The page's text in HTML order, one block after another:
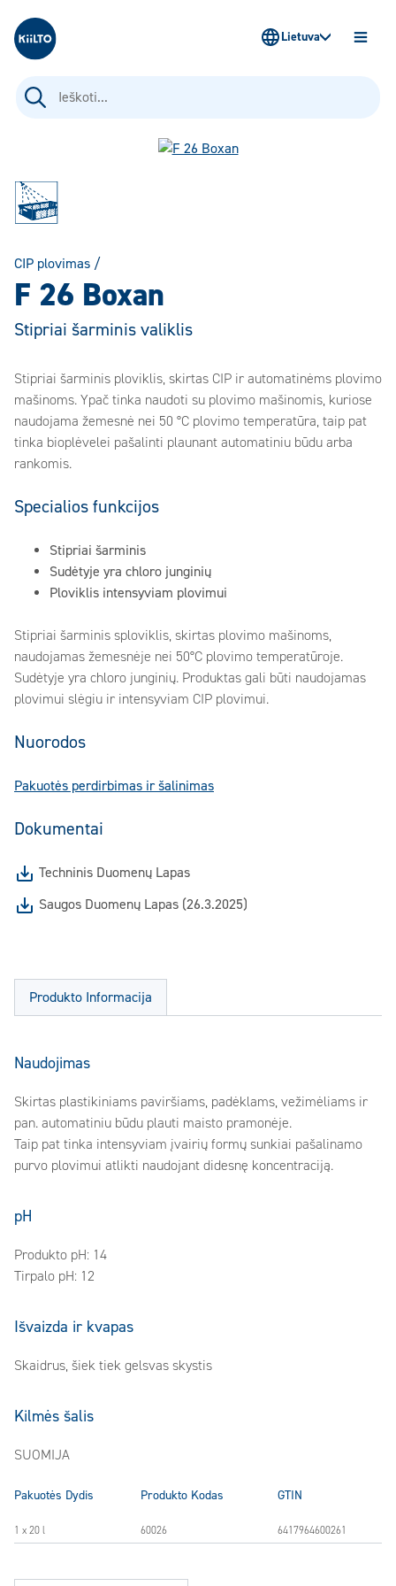
Kiilto Lietuva
Ieškoti:
Lietuva
CIP plovimas /
F 26 Boxan
Stipriai šarminis valiklis
Stipriai šarminis ploviklis, skirtas CIP ir automatinėms plovimo
mašinoms. Ypač tinka naudoti su plovimo mašinomis, kuriose
naudojama žemesnė nei 50 °C plovimo temperatūra, taip pat
tinka bioplėvelei pašalinti plaunant automatiniu būdu arba
rankomis.
Specialios funkcijos
Stipriai šarminis
Sudėtyje yra chloro junginių
Ploviklis intensyviam plovimui
Stipriai šarminis sploviklis, skirtas plovimo mašinoms,
naudojamas žemesnėje nei 50°C plovimo temperatūroje.
Sudėtyje yra chloro junginių. Produktas gali būti naudojamas
plovimui slėgiu ir intensyviam CIP plovimui.
Nuorodos
Pakuotės perdirbimas ir šalinimas
Dokumentai
Techninis Duomenų Lapas
Saugos Duomenų Lapas (26.3.2025)
Produkto Informacija
Naudojimas
Skirtas plastikiniams paviršiams, padėklams, vežimėliams ir
pan. automatiniu būdu plauti maisto pramonėje.
Taip pat tinka intensyviam įvairių formų sunkiai pašalinamo
purvo plovimui atlikti naudojant didesnę koncentraciją.
pH
Produkto pH: 14
Tirpalo pH: 12
Išvaizda ir kvapas
Skaidrus, šiek tiek gelsvas skystis
Kilmės šalis
SUOMIJA
Pakuotės Dydis Produkto Kodas GTIN
1 x 20 l 60026 6417964600261